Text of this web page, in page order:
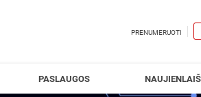
PRENUMERUOTI
PASLAUGOS